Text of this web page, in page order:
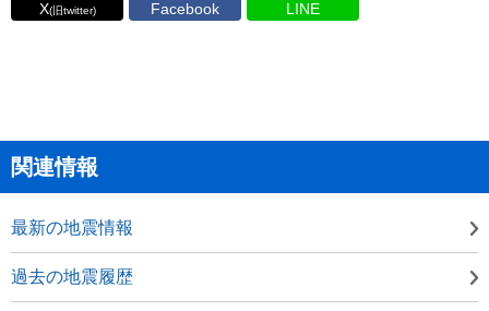
X(旧twitter) Facebook LINE
関連情報
最新の地震情報
過去の地震履歴